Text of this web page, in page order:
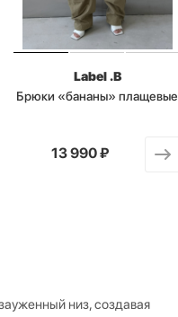
Label .B
Брюки «бананы» плащевые
13 990 ₽
низ, создавая